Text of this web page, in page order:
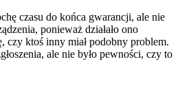
czasu do końca gwarancji, ale nie
ponieważ działało ono
czy ktoś inny miał podobny problem.
ale nie było pewności, czy to